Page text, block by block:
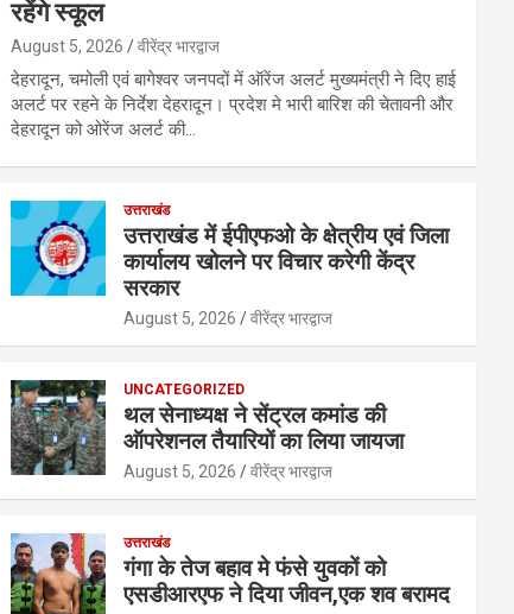
रहेंगे स्कूल
August 5, 2026 वीरेंद्र भारद्वाज
देहरादून, चमोली एवं बागेश्वर जनपदों में ऑरेंज अलर्ट मुख्यमंत्री ने दिए हाई
अलर्ट पर रहने के निर्देश देहरादून। प्रदेश मे भारी बारिश की चेतावनी और
देहरादून को ओरेंज अलर्ट की…
उत्तराखंड
उत्तराखंड में ईपीएफओ के क्षेत्रीय एवं जिला
कार्यालय खोलने पर विचार करेगी केंद्र
सरकार
August 5, 2026 वीरेंद्र भारद्वाज
UNCATEGORIZED
थल सेनाध्यक्ष ने सेंट्रल कमांड की
ऑपरेशनल तैयारियों का लिया जायजा
August 5, 2026 वीरेंद्र भारद्वाज
उत्तराखंड
गंगा के तेज बहाव मे फंसे युवकों को
एसडीआरएफ ने दिया जीवन,एक शव बरामद